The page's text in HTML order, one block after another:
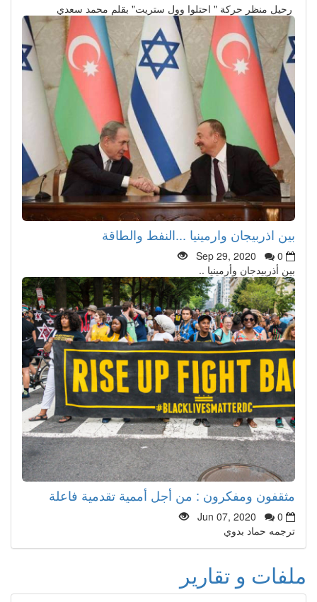
رحيل منظر حركة " احتلوا وول ستريت" بقلم محمد سعدي
بين اذربيجان وارمينيا ...النفط والطاقة
Sep 29, 2020
0
بين أذربيدجان وأرمينيا ..
مثقفون ومفكرون : من أجل أممية تقدمية فاعلة
Jun 07, 2020
0
ترجمه حماد بدوي
ملفات و تقارير